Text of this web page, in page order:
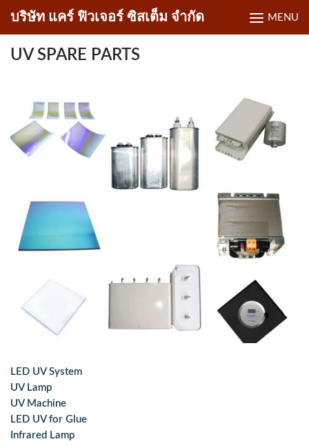
Skip
บริษัท แคร์ ฟิวเจอร์ ซิสเต็ม จำกัด MENU
UV SPARE PARTS
LED UV System
UV Lamp
UV Machine
LED UV for Glue
Infrared Lamp